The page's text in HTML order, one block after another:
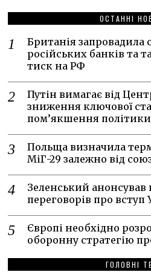
ОСТАННІ
Британія запровадила
російських банків та
тиск на РФ
Путін вимагає від
зниження ключової
пом’якшення політики
Польща визначила
МіГ-29 залежно від
Зеленський анонсував
переговорів про вступ
Європі необхідно
оборонну стратегію
ГОЛОВНІ